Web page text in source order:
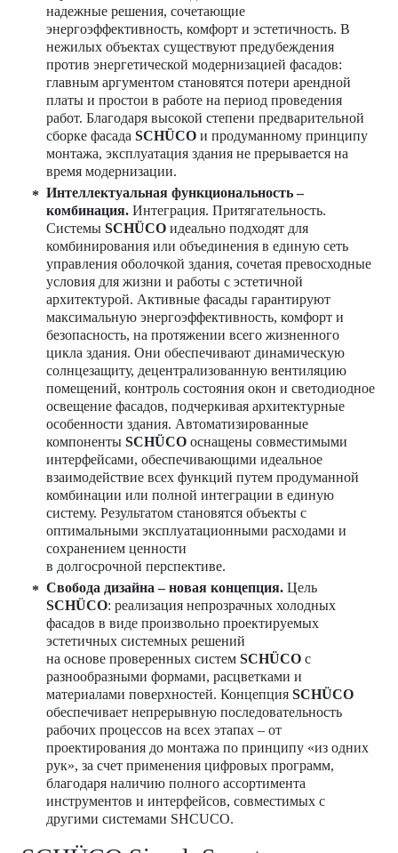
надежные решения, сочетающие
энергоэффективность, комфорт и эстетичность. В
нежилых объектах существуют предубеждения
против энергетической модернизацией фасадов:
главным аргументом становятся потери арендной
платы и простои в работе на период проведения
работ. Благодаря высокой степени предварительной
сборке фасада SCHÜCO и продуманному принципу
монтажа, эксплуатация здания не прерывается на
время модернизации.
Интеллектуальная функциональность –
комбинация. Интеграция. Притягательность.
Системы SCHÜCO идеально подходят для
комбинирования или объединения в единую сеть
управления оболочкой здания, сочетая превосходные
условия для жизни и работы с эстетичной
архитектурой. Активные фасады гарантируют
максимальную энергоэффективность, комфорт и
безопасность, на протяжении всего жизненного
цикла здания. Они обеспечивают динамическую
солнцезащиту, децентрализованную вентиляцию
помещений, контроль состояния окон и светодиодное
освещение фасадов, подчеркивая архитектурные
особенности здания. Автоматизированные
компоненты SCHÜCO оснащены совместимыми
интерфейсами, обеспечивающими идеальное
взаимодействие всех функций путем продуманной
комбинации или полной интеграции в единую
систему. Результатом становятся объекты с
оптимальными эксплуатационными расходами и
сохранением ценности
в долгосрочной перспективе.
Свобода дизайна – новая концепция. Цель
SCHÜCO: реализация непрозрачных холодных
фасадов в виде произвольно проектируемых
эстетичных системных решений
на основе проверенных систем SCHÜCO с
разнообразными формами, расцветками и
материалами поверхностей. Концепция SCHÜCO
обеспечивает непрерывную последовательность
рабочих процессов на всех этапах – от
проектирования до монтажа по принципу «из одних
рук», за счет применения цифровых программ,
благодаря наличию полного ассортимента
инструментов и интерфейсов, совместимых с
другими системами SHCUCO.